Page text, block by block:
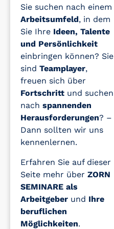
Sie suchen nach einem
Arbeitsumfeld, in dem
Sie Ihre Ideen, Talente
und Persönlichkeit
einbringen können? Sie
sind Teamplayer,
freuen sich über
Fortschritt und suchen
nach spannenden
Herausforderungen? –
Dann sollten wir uns
kennenlernen.
Erfahren Sie auf dieser
Seite mehr über ZORN
SEMINARE als
Arbeitgeber und Ihre
beruflichen
Möglichkeiten.